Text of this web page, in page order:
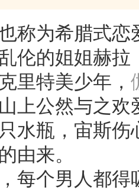
称为希腊式
伦的姐姐赫
里特美少年，
上公然与之
水瓶，宙斯
的由来。
每个男人都